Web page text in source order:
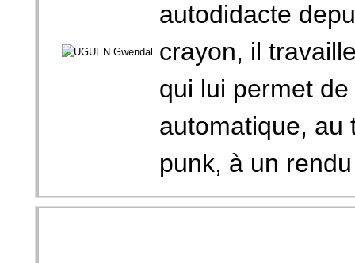
autodidacte
crayon, il
qui lui permet
automatique, au
punk, à un